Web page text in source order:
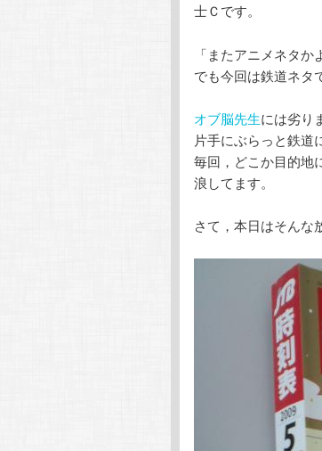
へ
移
動
移
動
士Ｃです。
「またアニメネタ
でも今回は鉄道ネタ
オブ脳先生には劣り
片手にぶらっと鉄道
毎回，どこか目的地
浪してます。
さて，本日はそんな